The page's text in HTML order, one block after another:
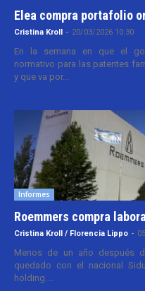
Elea compra portafolio
Cristina Kroll - 20/03/2026 10:30
En la semana en que el
normativo para las patentes
y que va por...
Informes
Roemmers compra
Cristina Kroll / Florencia Lippo -
Menos de un año después
quedado con el nacional
holding....